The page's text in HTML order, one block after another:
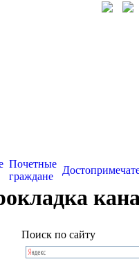
Почетные
граждане
Поиск по сайту